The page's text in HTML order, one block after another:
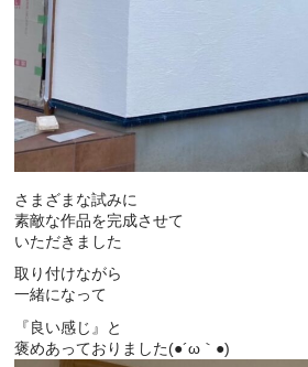
さまざまな試みに
素敵な作品を完成させて
いただきました
取り付けながら
一緒になって
『良い感じ』と
褒めあっておりました(●´ω｀●)